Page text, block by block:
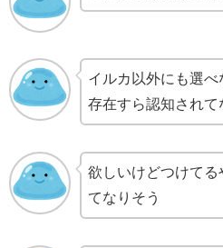
イルカ以外にも選べ
存在すら認知されて
欲しいけどつけて
てなりそう